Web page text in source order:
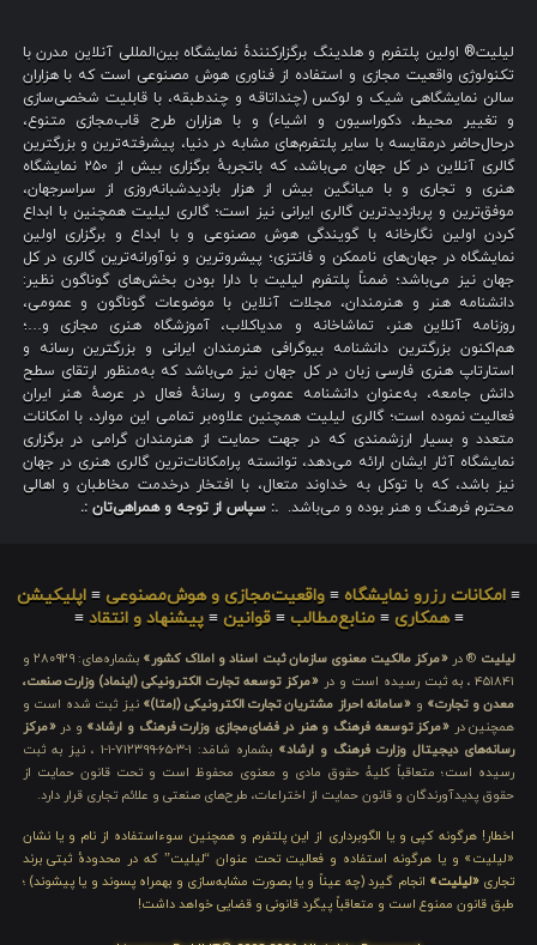
لیلیت® اولین پلتفرم و هلدینگ برگزارکنندهٔ نمایشگاه بین‌المللی آنلاین مدرن با
تکنولوژی واقعیت مجازی و استفاده از فناوری هوش مصنوعی است که با هزاران
سالن نمایشگاهی شیک و لوکس (چنداتاقه و چندطبقه، با قابلیت شخصی‌سازی
و تغییر محیط، دکوراسیون و اشیاء) و با هزاران طرح قاب‌مجازی متنوع،
درحال‌حاضر درمقایسه با سایر پلتفرم‌های مشابه در دنیا، پیشرفته‌ترین و بزرگترین
گالری آنلاین در کل جهان می‌باشد، که باتجربهٔ برگزاری بیش از ۲۵۰ نمایشگاه
هنری و تجاری و با میانگین بیش از هزار بازدیدشبانه‌روزی از سراسرجهان،
موفق‌ترین و پربازدیدترین گالری ایرانی نیز است؛ گالری لیلیت همچنین با ابداع
کردن اولین نگارخانه با گویندگی هوش مصنوعی و با ابداع و برگزاری اولین
نمایشگاه در جهان‌های ناممکن و فانتزی؛ پیشروترین و نوآورانه‌ترین گالری در کل
جهان نیز می‌باشد؛ ضمناً پلتفرم لیلیت با دارا بودن بخش‌های گوناگون نظیر:
دانشنامه هنر و هنرمندان، مجلات آنلاین با موضوعات گوناگون و عمومی،
روزنامه آنلاین هنر، تماشاخانه و مدیاکلاب، آموزشگاه هنری مجازی و…؛
هم‌اکنون بزرگترین دانشنامه بیوگرافی هنرمندان ایرانی و بزرگترین رسانه و
استارتاپ هنری فارسی زبان در کل جهان نیز می‌باشد که به‌منظور ارتقای سطح
دانش جامعه، به‌عنوان دانشنامه عمومی و رسانهٔ فعال در عرصهٔ هنر ایران
فعالیت نموده است؛ گالری لیلیت همچنین علاوه‌بر تمامی این موارد، با امکانات
متعدد و بسیار ارزشمندی که در جهت حمایت از هنرمندان گرامی در برگزاری
نمایشگاه آثار ایشان ارائه می‌دهد، توانسته پرامکانات‌ترین گالری هنری در جهان
نیز باشد، که با توکل به خداوند متعال، با افتخار درخدمت مخاطبان و اهالی
محترم فرهنگ و هنر بوده و می‌باشد. .: سپاس از توجه و همراهی‌تان :.
≡ امکانات رزرو نمایشگاه ≡ واقعیت‌مجازی و هوش‌مصنوعی ≡ اپلیکیشن
≡همکاری ≡منابع‌مطالب ≡قوانین ≡پیشنهاد و انتقاد ≡
لیلیت ® در «مرکز مالکیت معنوی سازمان ثبت اسناد و املاک کشور»
بشماره‌های: ۲۸۰۹۲۹ و
۴۵۱۸۴۱ ، به ثبت رسیده است و در
«مرکز توسعه تجارت الکترونیکی (اینماد) وزارت صنعت،
معدن و تجارت» و «سامانه احراز مشتریان تجارت الکترونیکی (اِمتا)» نیز ثبت شده است و
همچنین در «مرکز توسعه فرهنگ و هنر در فضای‌مجازی وزارت فرهنگ و ارشاد» و در«مرکز
رسانه‌های دیجیتال وزارت فرهنگ و ارشاد»
بشماره شامَد: ۱-۳-۶۵-۷۱۲۳۹۹-۱-۱ ، نیز به ثبت
رسیده است؛ متعاقباً کلیهٔ حقوق مادی و معنوی محفوظ است و تحت قانون حمایت از
حقوق پدیدآورندگان و قانون حمایت از اختراعات، طرح‌های صنعتی و علائم تجاری قرار دارد.
اخطار! هرگونه کپی و یا الگوبرداری از این پلتفرم و همچنین سوءاستفاده از نام و یا نشان
«لیلیت» و یا هرگونه استفاده و فعالیت تحت عنوان “لیلیت” که در محدودهٔ ثبتی برند
تجاری «لیلیت» انجام گیرد (چه عیناً و یا بصورت مشابه‌سازی و بهمراه پسوند و یا پیشوند) ؛
طبق قانون ممنوع است و متعاقباً پیگرد قانونی و قضایی خواهد داشت!